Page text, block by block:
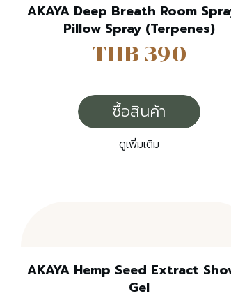
AKAYA Deep Breath Room
Pillow Spray (Terpenes)
THB 390
ซื้อสินค้า
ดูเพิ่มเติม
AKAYA Hemp Seed Extract
Gel